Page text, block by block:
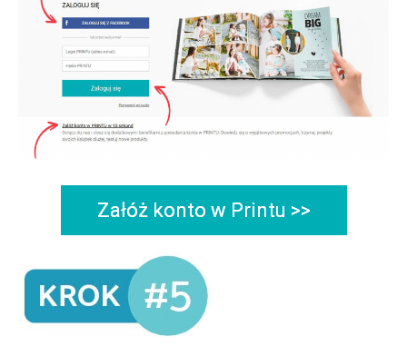
Załóż konto w Printu >>